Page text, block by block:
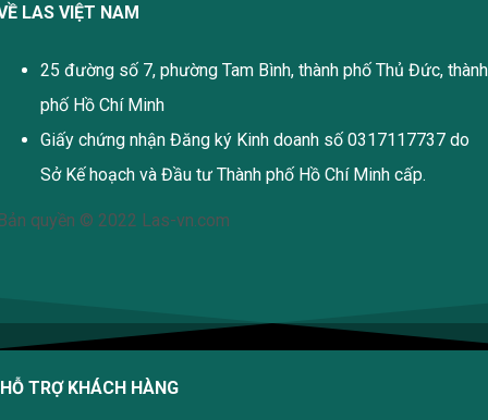
LAS VIỆT NAM
25 đường số 7, phường Tam Bình, thành phố Thủ Đức, thành
phố Hồ Chí Minh
Giấy chứng nhận Đăng ký Kinh doanh số 0317117737 do
Sở Kế hoạch và Đầu tư Thành phố Hồ Chí Minh cấp.
quyền © 2022 Las-vn.com
HỖ TRỢ KHÁCH HÀNG